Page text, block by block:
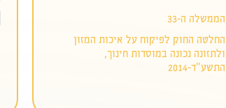
הממשלה ה-33
החלטה החוק לפיקוח על איכות המזון
ולתזונה נכונה במוסדות חינוך,
התשע"ד-2014